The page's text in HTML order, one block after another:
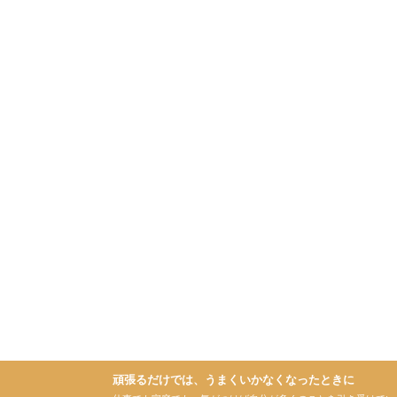
頑張るだけでは、うまくいかなくなったときに